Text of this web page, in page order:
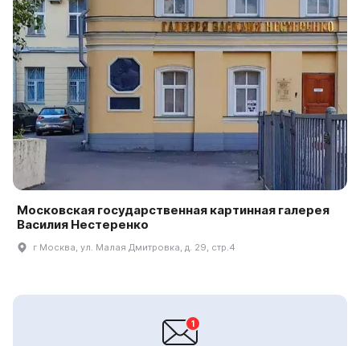
Московская государственная картинная галерея
Василия Нестеренко
г Москва, ул. Малая Дмитровка, д. 29, стр.4